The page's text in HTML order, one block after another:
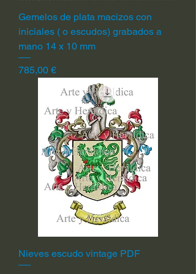
Gemelos de plata macizos con
iniciales ( o escudos) grabados a
mano 14 x 10 mm
Precio
785,00 €
Nieves escudo vintage PDF